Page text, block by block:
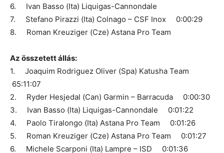
6. Ivan Basso (Ita) Liquigas-Cannondale
7. Stefano Pirazzi (Ita) Colnago – CSF Inox 0:00:29
8. Roman Kreuziger (Cze) Astana Pro Team
Az összetett állás:
1. Joaquim Rodriguez Oliver (Spa) Katusha Team
65:11:07
2. Ryder Hesjedal (Can) Garmin – Barracuda 0:00:30
3. Ivan Basso (Ita) Liquigas-Cannondale 0:01:22
4. Paolo Tiralongo (Ita) Astana Pro Team 0:01:26
5. Roman Kreuziger (Cze) Astana Pro Team 0:01:27
6. Michele Scarponi (Ita) Lampre – ISD 0:01:36